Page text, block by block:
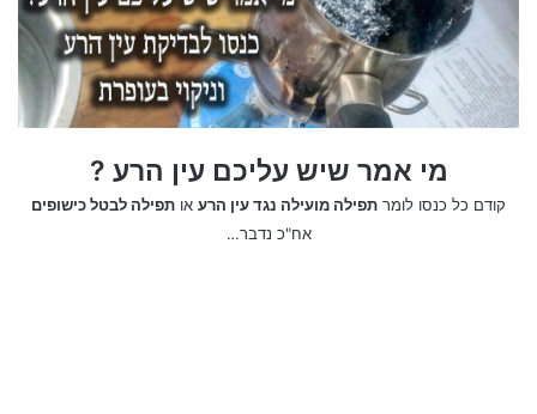
נסיים בציטוט כי זה תמיד משדרג
מי אמר שיש עליכם עין הרע ?
קודם כל כנסו לומר תפילה מועילה נגד עין הרע או תפילה לבטל כישופים
אח"כ נדבר…